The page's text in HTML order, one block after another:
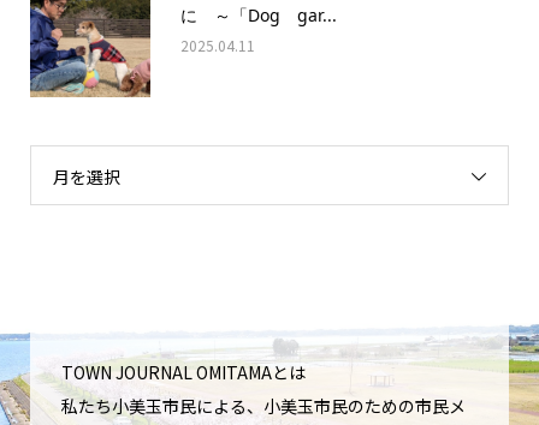
に ～「Dog gar...
2025.04.11
月を選択
TOWN JOURNAL OMITAMAとは
私たち小美玉市民による、小美玉市民のための市民メ